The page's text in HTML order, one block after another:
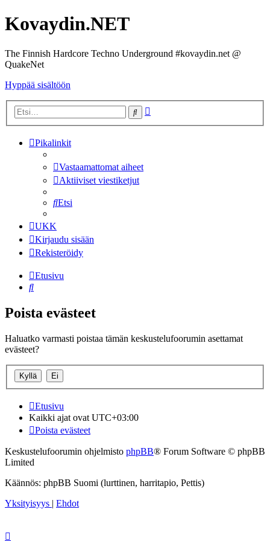
Kovaydin.NET
The Finnish Hardcore Techno Underground #kovaydin.net @
QuakeNet
Hyppää sisältöön
Etsi
Pikalinkit
Vastaamattomat aiheet
Aktiiviset viestiketjut
Etsi
UKK
Kirjaudu sisään
Rekisteröidy
Etusivu
Etsi
Poista evästeet
Haluatko varmasti poistaa tämän keskustelufoorumin asettamat
evästeet?
Etusivu
Kaikki ajat ovat UTC+03:00
Poista evästeet
Keskustelufoorumin ohjelmisto phpBB® Forum Software © phpBB
Limited
Käännös: phpBB Suomi (lurttinen, harritapio, Pettis)
Yksityisyys | Ehdot